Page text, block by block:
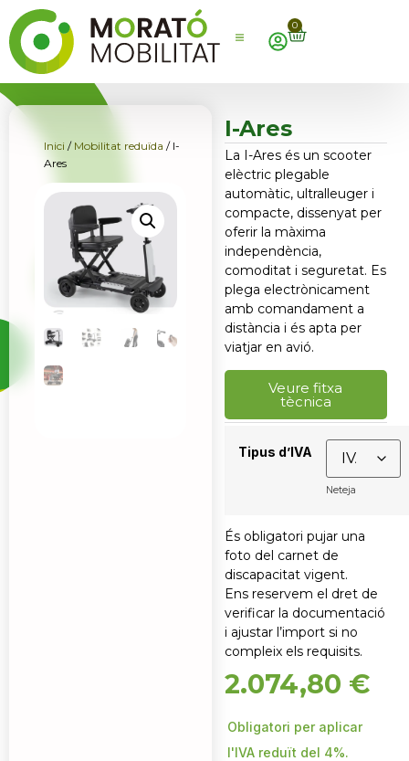
0
Inici / Mobilitat reduïda / I-
Ares
I-Ares
La I-Ares és un scooter
elèctric plegable
automàtic, ultralleuger i
compacte, dissenyat per
oferir la màxima
independència,
comoditat i seguretat. Es
plega electrònicament
amb comandament a
distància i és apta per
viatjar en avió.
Veure fitxa
tècnica
Tipus d’IVA
Neteja
És obligatori pujar una
foto del carnet de
discapacitat vigent.
Ens reservem el dret de
verificar la documentació
i ajustar l’import si no
compleix els requisits.
2.074,80 €
Obligatori per aplicar
l'IVA reduït del 4%.